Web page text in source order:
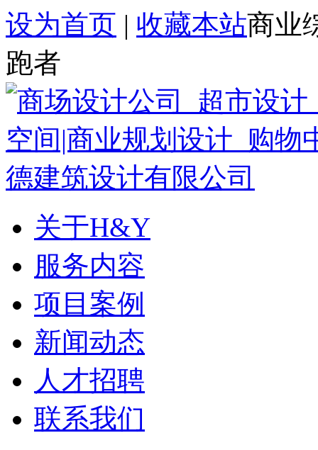
设为首页 | 收藏本站商业
跑者
关于H&Y
服务内容
项目案例
新闻动态
人才招聘
联系我们